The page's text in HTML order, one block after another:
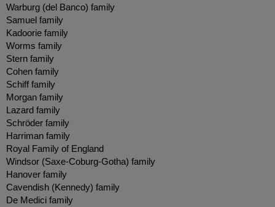
Warburg (del Banco) family
Samuel family
Kadoorie family
Worms family
Stern family
Cohen family
Schiff family
Morgan family
Lazard family
Schröder family
Harriman family
Royal Family of England
Windsor (Saxe-Coburg-Gotha) family
Hanover family
Cavendish (Kennedy) family
De Medici family